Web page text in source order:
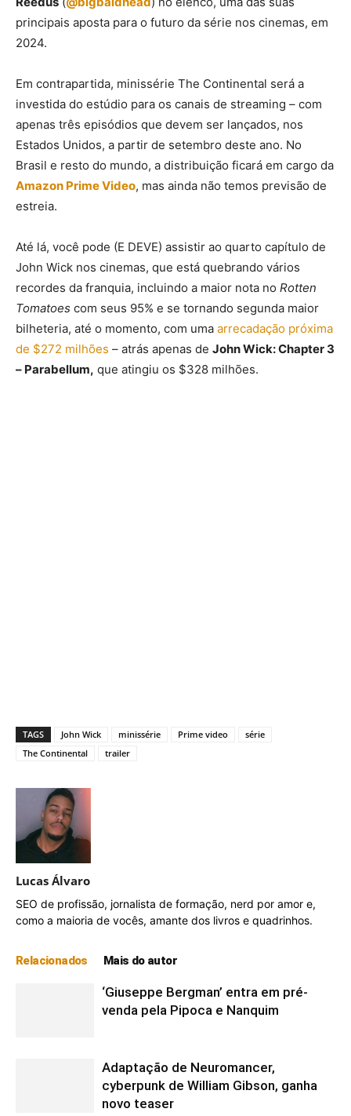
principais aposta para o futuro da série nos cinemas, em
2024.
Em contrapartida, minissérie The Continental será a
investida do estúdio para os canais de streaming – com
apenas três episódios que devem ser lançados, nos
Estados Unidos, a partir de setembro deste ano. No
Brasil e resto do mundo, a distribuição ficará em cargo da
Amazon Prime Video, mas ainda não temos previsão de
estreia.
Até lá, você pode (E DEVE) assistir ao quarto capítulo de
John Wick nos cinemas, que está quebrando vários
recordes da franquia, incluindo a maior nota no Rotten
Tomatoes com seus 95% e se tornando segunda maior
bilheteria, até o momento, com uma arrecadação próxima
de $272 milhões – atrás apenas de John Wick: Chapter 3
– Parabellum, que atingiu os $328 milhões.
TAGS John Wick minissérie Prime video
série
The Continental
trailer
Lucas Álvaro
SEO de profissão, jornalista de formação, nerd por amor e,
como a maioria de vocês, amante dos livros e quadrinhos.
Relacionados Mais do autor
‘Giuseppe Bergman’ entra em pré-
venda pela Pipoca e Nanquim
Adaptação de Neuromancer,
cyberpunk de William Gibson, ganha
novo teaser